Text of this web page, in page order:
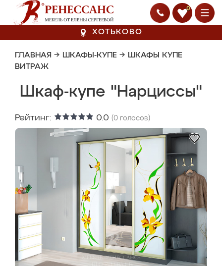
0
ХОТЬКОВО
ГЛАВНАЯ → ШКАФЫ-КУПЕ → ШКАФЫ КУПЕ
ВИТРАЖ
Шкаф-купе "Нарциссы"
Рейтинг: 0.0 (0 голосов)